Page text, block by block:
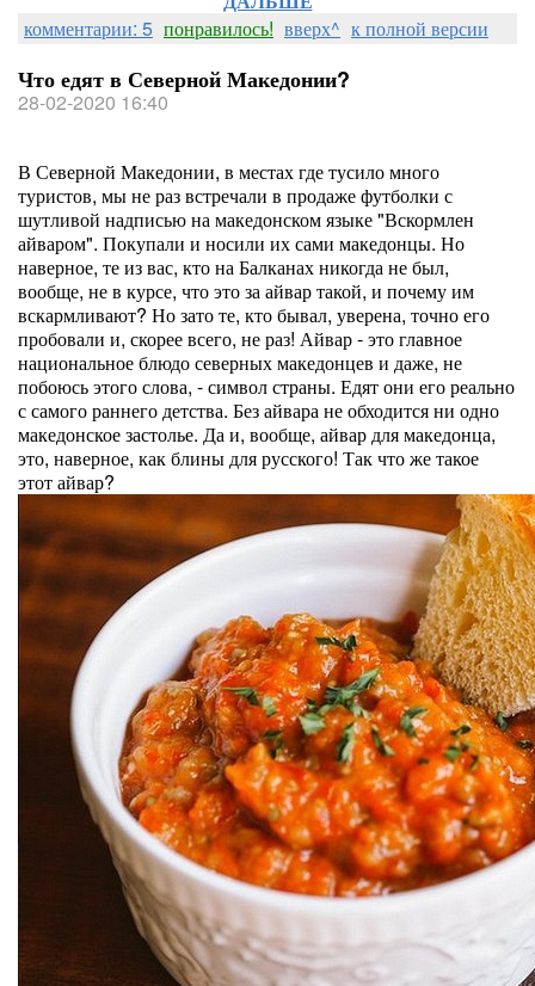
комментарии: 5 понравилось! вверх^ к полной версии
Что едят в Северной Македонии?
28-02-2020 16:40
В Северной Македонии, в местах где тусило много
туристов, мы не раз встречали в продаже футболки с
шутливой надписью на македонском языке "Вскормлен
айваром". Покупали и носили их сами македонцы. Но
наверное, те из вас, кто на Балканах никогда не был,
вообще, не в курсе, что это за айвар такой, и почему им
вскармливают? Но зато те, кто бывал, уверена, точно его
пробовали и, скорее всего, не раз! Айвар - это главное
национальное блюдо северных македонцев и даже, не
побоюсь этого слова, - символ страны. Едят они его реально
с самого раннего детства. Без айвара не обходится ни одно
македонское застолье. Да и, вообще, айвар для македонца,
это, наверное, как блины для русского! Так что же такое
этот айвар?